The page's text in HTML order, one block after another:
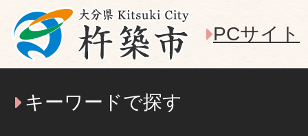
PCサイト
キーワードで探す